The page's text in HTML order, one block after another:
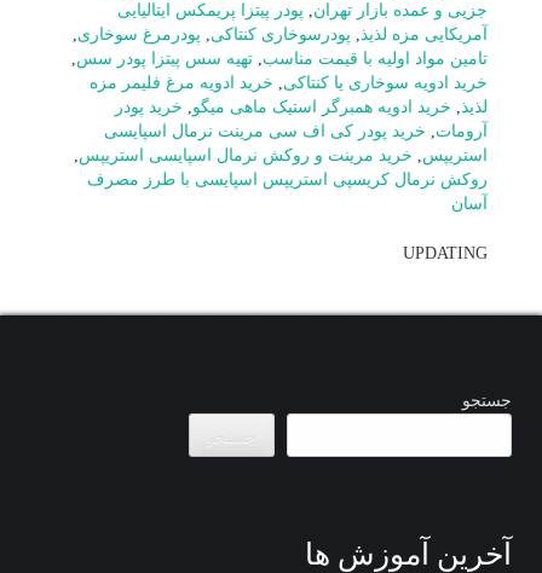
جزیی و عمده بازار تهران, پودر پیتزا پریمکس ایتالیایی
آمریکایی مزه لذیذ, پودرسوخاری کنتاکی, پودرمرغ سوخاری,
تامین مواد اولیه با قیمت مناسب, تهیه سس پیتزا پودر سس,
خرید ادویه سوخاری یا کنتاکی, خرید ادویه مرغ فلیمر مزه
لذیذ, خرید ادویه همبرگر استیک ماهی میگو, خرید پودر
آرومات, خرید پودر کی اف سی مرینت نرمال اسپایسی
استریپس, خرید مرینت و روکش نرمال اسپایسی استريپس,
روکش نرمال کریسپی استریپس اسپایسی با طرز مصرف
آسان
UPDATING
جستجو
جستجو
آخرین آموزش ها